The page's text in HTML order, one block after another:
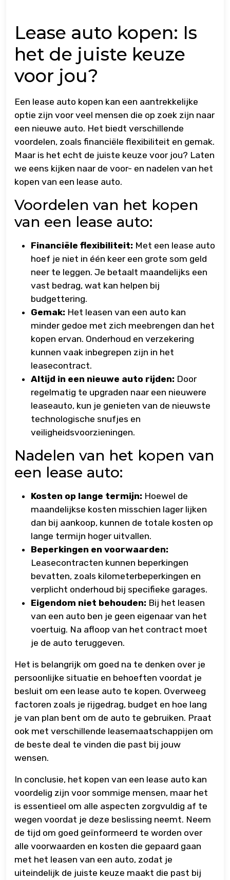
Lease auto kopen: Is
het de juiste keuze
voor jou?
Een lease auto kopen kan een aantrekkelijke
optie zijn voor veel mensen die op zoek zijn naar
een nieuwe auto. Het biedt verschillende
voordelen, zoals financiële flexibiliteit en gemak.
Maar is het echt de juiste keuze voor jou? Laten
we eens kijken naar de voor- en nadelen van het
kopen van een lease auto.
Voordelen van het kopen
van een lease auto:
Financiële flexibiliteit: Met een lease auto
hoef je niet in één keer een grote som geld
neer te leggen. Je betaalt maandelijks een
vast bedrag, wat kan helpen bij
budgettering.
Gemak: Het leasen van een auto kan
minder gedoe met zich meebrengen dan het
kopen ervan. Onderhoud en verzekering
kunnen vaak inbegrepen zijn in het
leasecontract.
Altijd in een nieuwe auto rijden: Door
regelmatig te upgraden naar een nieuwere
leaseauto, kun je genieten van de nieuwste
technologische snufjes en
veiligheidsvoorzieningen.
Nadelen van het kopen van
een lease auto:
Kosten op lange termijn: Hoewel de
maandelijkse kosten misschien lager lijken
dan bij aankoop, kunnen de totale kosten op
lange termijn hoger uitvallen.
Beperkingen en voorwaarden:
Leasecontracten kunnen beperkingen
bevatten, zoals kilometerbeperkingen en
verplicht onderhoud bij specifieke garages.
Eigendom niet behouden: Bij het leasen
van een auto ben je geen eigenaar van het
voertuig. Na afloop van het contract moet
je de auto teruggeven.
Het is belangrijk om goed na te denken over je
persoonlijke situatie en behoeften voordat je
besluit om een lease auto te kopen. Overweeg
factoren zoals je rijgedrag, budget en hoe lang
je van plan bent om de auto te gebruiken. Praat
ook met verschillende leasemaatschappijen om
de beste deal te vinden die past bij jouw
wensen.
In conclusie, het kopen van een lease auto kan
voordelig zijn voor sommige mensen, maar het
is essentieel om alle aspecten zorgvuldig af te
wegen voordat je deze beslissing neemt. Neem
de tijd om goed geïnformeerd te worden over
alle voorwaarden en kosten die gepaard gaan
met het leasen van een auto, zodat je
uiteindelijk de juiste keuze maakt die past bij